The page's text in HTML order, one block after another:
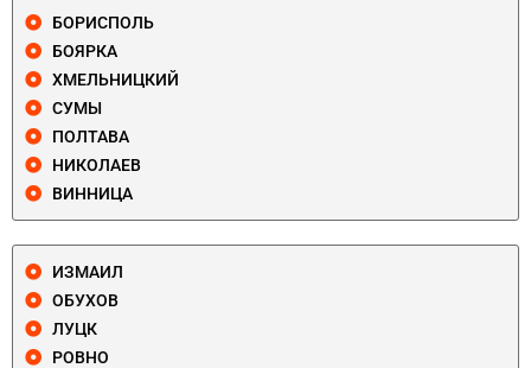
БОРИСПОЛЬ
БОЯРКА
ХМЕЛЬНИЦКИЙ
СУМЫ
ПОЛТАВА
НИКОЛАЕВ
ВИННИЦА
ИЗМАИЛ
ОБУХОВ
ЛУЦК
РОВНО